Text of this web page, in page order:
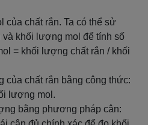
của chất rắn. Ta có thể sử
khối lượng mol để tính số
= khối lượng chất rắn / khối
chất rắn bằng công thức:
lượng mol.
bằng phương pháp cân: